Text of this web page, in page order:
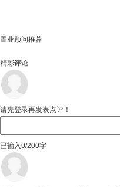
置业顾问推荐
精彩评论
请先登录再发表点评！
已输入0/200字